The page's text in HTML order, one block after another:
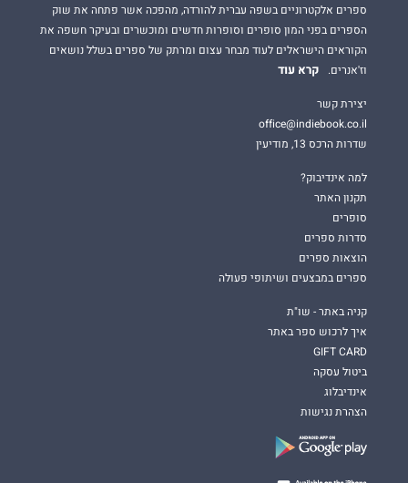
ספרים אלקטרוניים בשפה עברית להורדה, מהפכה אשר פתחה את שוק
הספרים בפני המון סופרים וסופרות חדשים ומוכשרים ובעיקר חשפה את
הקוראים הישראלים לעוד מבחר עצום ומרתק של ספרים בשלל נושאים
וז'אנרים.
קרא עוד
יצירת קשר
office@indiebook.co.il
שדרות הרכס 13, מודיעין
למה אינדיבוק?
תקנון האתר
סופרים
סדרות ספרים
הוצאות ספרים
ספרים במבצעים ושיתופי פעולה
קניה באתר - שו"ת
איך לרכוש ספר באתר
GIFT CARD
ביטול עסקה
אינדיבלוג
הצהרת נגישות